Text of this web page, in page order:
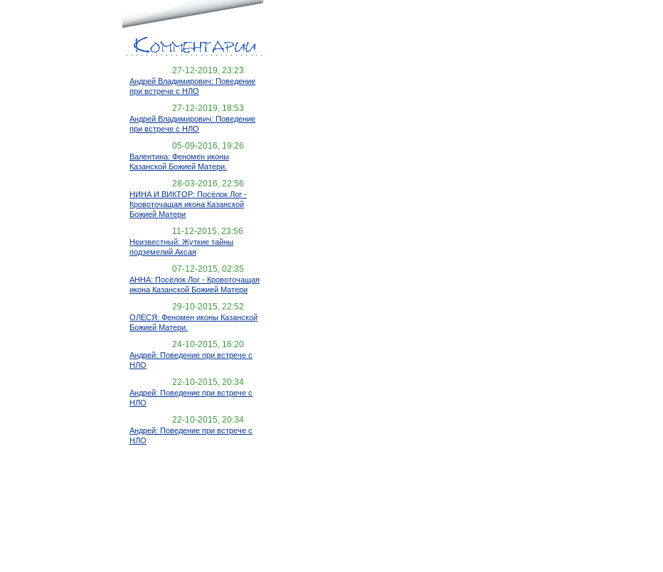
27-12-2019, 23:23
Андрей Владимирович: Поведение
при встрече с НЛО
27-12-2019, 18:53
Андрей Владимирович: Поведение
при встрече с НЛО
05-09-2016, 19:26
Валентина: Феномен иконы
Казанской Божией Матери.
28-03-2016, 22:56
НИНА И ВИКТОР: Посёлок Лог -
Кровоточащая икона Казанской
Божией Матери
11-12-2015, 23:56
Неизвестный: Жуткие тайны
подземелий Аксая
07-12-2015, 02:35
АННА: Посёлок Лог - Кровоточащая
икона Казанской Божией Матери
29-10-2015, 22:52
ОЛЕСЯ: Феномен иконы Казанской
Божией Матери.
24-10-2015, 16:20
Андрей: Поведение при встрече с
НЛО
22-10-2015, 20:34
Андрей: Поведение при встрече с
НЛО
22-10-2015, 20:34
Андрей: Поведение при встрече с
НЛО